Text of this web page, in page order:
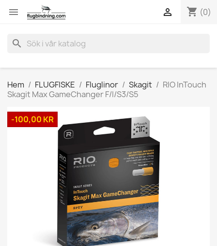
 shopping_cart (0)

search
Hem FLUGFISKE Fluglinor Skagit
RIO InTouch
Skagit Max GameChanger F/I/S3/S5
-100,00 KR